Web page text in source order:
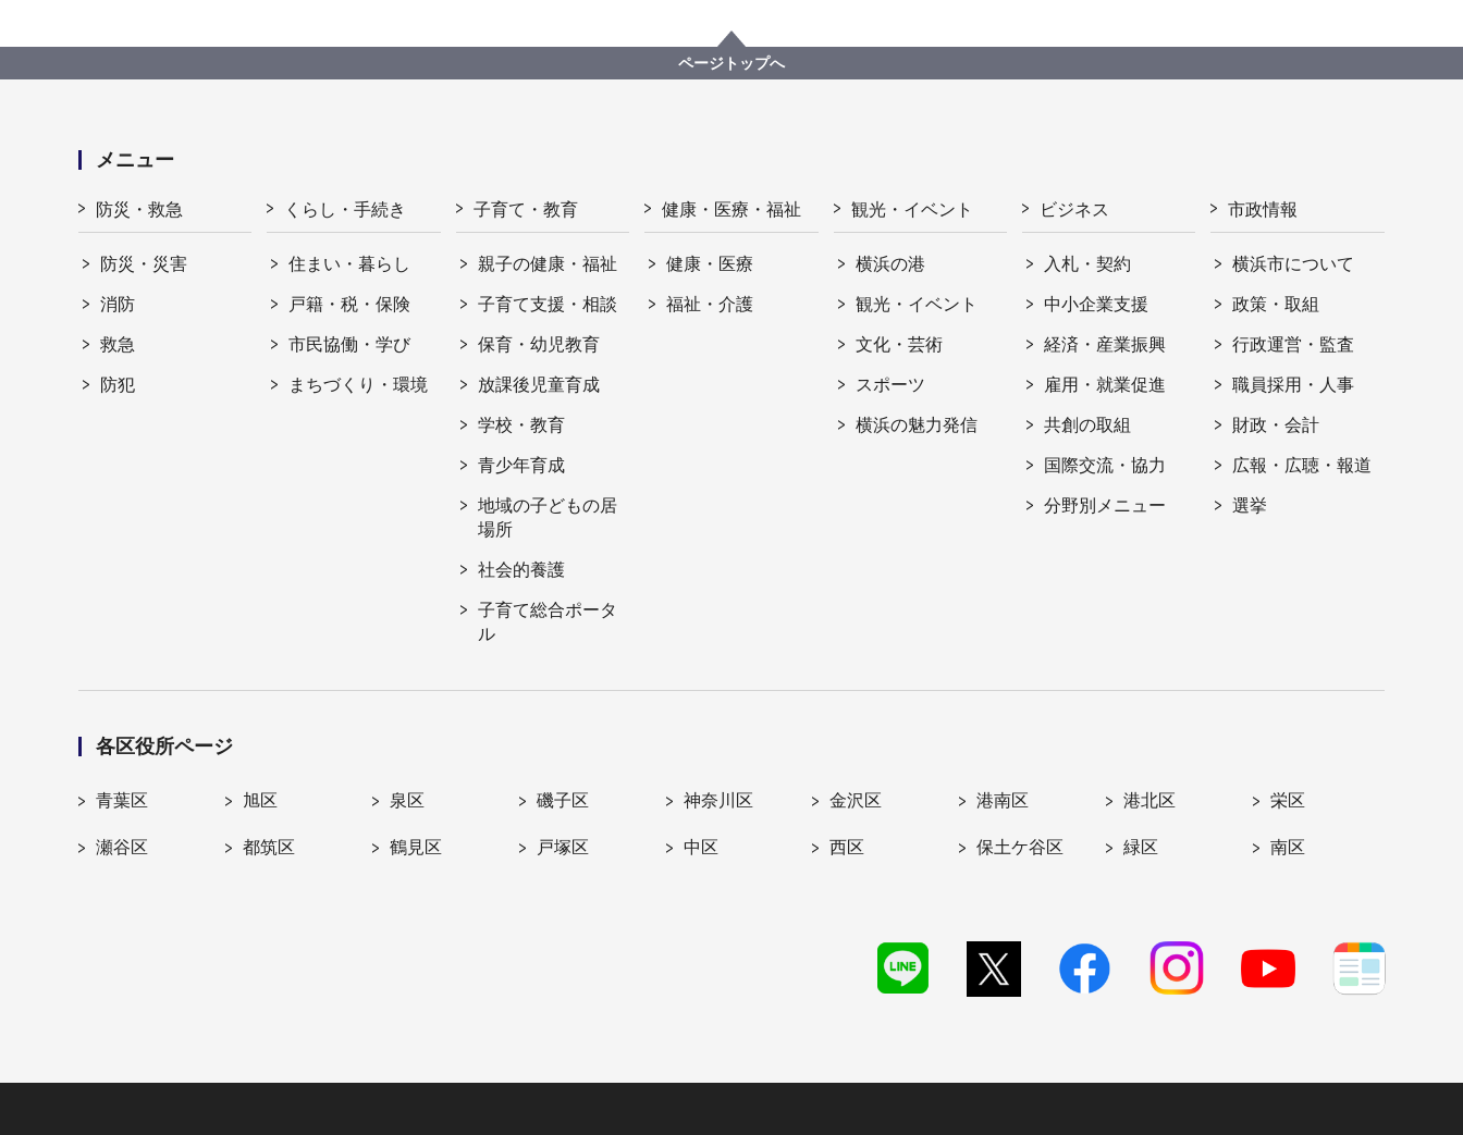
ページトップへ
メニュー
防災・救急
防災・災害
消防
救急
防犯
くらし・手続き
住まい・暮らし
戸籍・税・保険
市民協働・学び
まちづくり・環境
子育て・教育
親子の健康・福祉
子育て支援・相談
保育・幼児教育
放課後児童育成
学校・教育
青少年育成
地域の子どもの居
場所
社会的養護
子育て総合ポータ
ル
健康・医療・福祉
健康・医療
福祉・介護
観光・イベント
横浜の港
観光・イベント
文化・芸術
スポーツ
横浜の魅力発信
ビジネス
入札・契約
中小企業支援
経済・産業振興
雇用・就業促進
共創の取組
国際交流・協力
分野別メニュー
市政情報
横浜市について
政策・取組
行政運営・監査
職員採用・人事
財政・会計
広報・広聴・報道
選挙
各区役所ページ
青葉区 旭区 泉区 磯子区 神奈川区 金沢区 港南区 港北区 栄区
瀬谷区 都筑区 鶴見区 戸塚区 中区 西区 保土ケ谷区 緑区 南区